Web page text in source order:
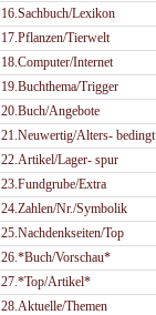
16.Sachbuch/Lexikon
17.Pflanzen/Tierwelt
18.Computer/Internet
19.Buchthema/Trigger
20.Buch/Angebote
21.Neuwertig/Alters- bedingt
22.Artikel/Lager- spur
23.Fundgrube/Extra
24.Zahlen/Nr./Symbolik
25.Nachdenkseiten/Top
26.*Buch/Vorschau*
27.*Top/Artikel*
28.Aktuelle/Themen